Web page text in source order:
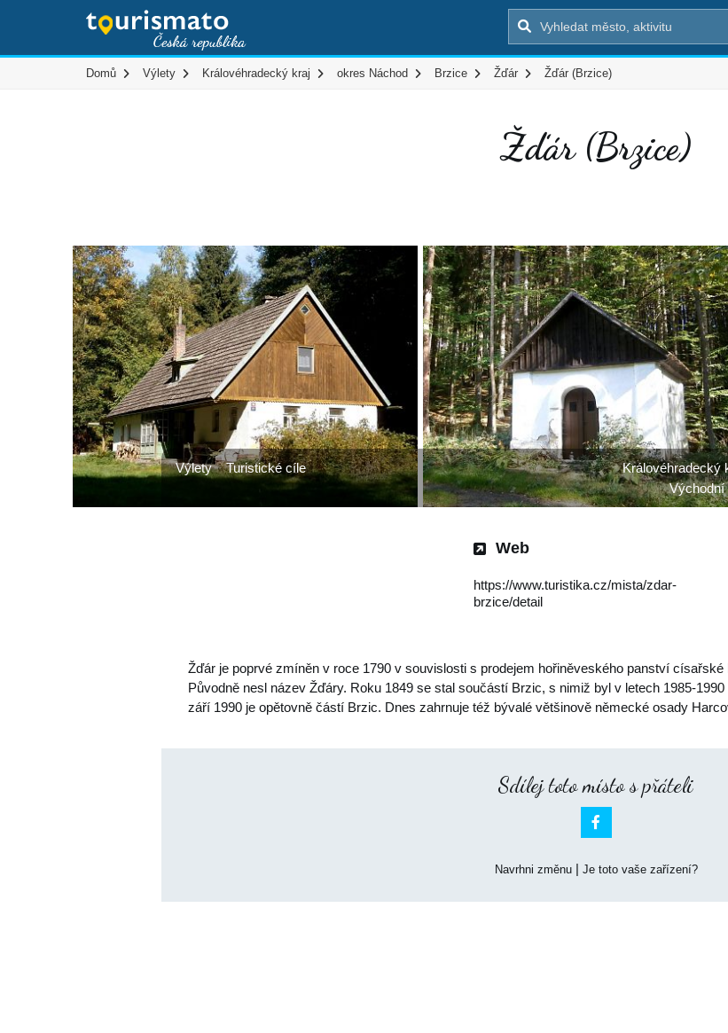
Domů Výlety Královéhradecký kraj okres Náchod Brzice Žďár Žďár (Brzice)
Žďár (Brzice)
Web
https://www.turistika.cz/mista/zdar-
brzice/detail
Žďár je poprvé zmíněn v roce 1790 v souvislosti s prodejem hořiněveského panství
Původně nesl název Žďáry. Roku 1849 se stal součástí Brzic, s nimiž byl v letech 1985-
září 1990 je opětovně částí Brzic. Dnes zahrnuje též bývalé většinově německé osady
Výlety Turistické cíle Královéhradecký
Východní
Sdílej toto místo s přáteli

Navrhni změnu| Je toto vaše zařízení?